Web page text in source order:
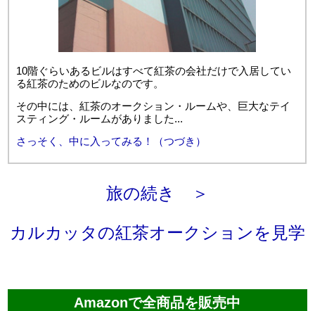
10階ぐらいあるビルはすべて紅茶の会社だけで入居してい
る紅茶のためのビルなのです。
その中には、紅茶のオークション・ルームや、巨大なテイ
スティング・ルームがありました...
さっそく、中に入ってみる！（つづき）
旅の続き ＞
カルカッタの紅茶オークションを見学
Amazonで全商品を販売中